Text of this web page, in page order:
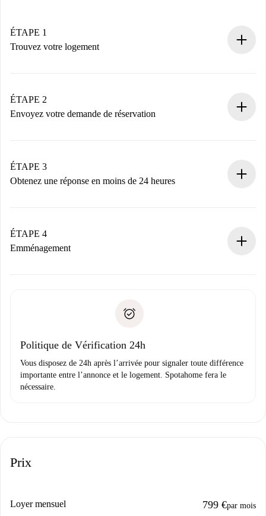
ÉTAPE 1
Trouvez votre logement
Vous disposez à l’avance de toutes les informations
nécessaires.
ÉTAPE 2
Envoyez votre demande de réservation
Nous ne vous facturerons rien tant que le propriétaire
n’aura pas accepté.
ÉTAPE 3
Obtenez une réponse en moins de 24 heures
contact avec le propriétaire.
Si refusé : aucun prélèvement et nous vous proposerons
Justificatif de solvabilité
ÉTAPE 4
Emménagement
uniquement si aucun problème n'est signalé.
Politique de Vérification 24h
Vous disposez de 24h après l’arrivée pour signaler toute différence
importante entre l’annonce et le logement. Spotahome fera le
nécessaire.
Prix
Loyer mensuel 799 €par mois